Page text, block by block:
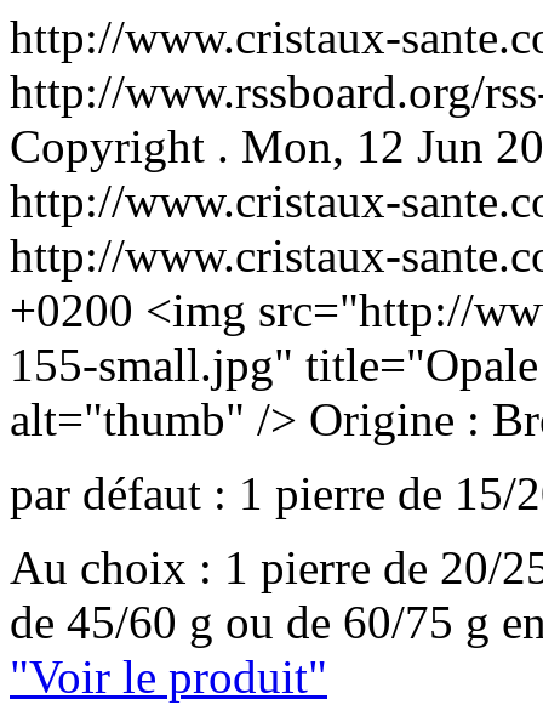
http://www.cristaux-
http://www.rssboard.org/
Copyright . Mon, 12 Jun
http://www.cristaux-
http://www.cristaux-
+0200 <img src="http://
155-small.jpg"
alt="thumb" /> Origine :
par défaut : 1 pierre de 15/
Au choix : 1 pierre de 20/
de 45/60 g ou de 60/75 g
"Voir le produit"